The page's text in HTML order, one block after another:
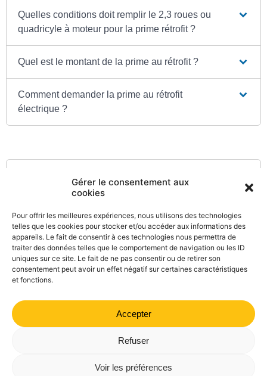
Gérer le consentement aux
cookies
Pour offrir les meilleures expériences, nous utilisons des technologies
telles que les cookies pour stocker et/ou accéder aux informations des
appareils. Le fait de consentir à ces technologies nous permettra de
traiter des données telles que le comportement de navigation ou les ID
uniques sur ce site. Le fait de ne pas consentir ou de retirer son
consentement peut avoir un effet négatif sur certaines caractéristiques
et fonctions.
Accepter
Refuser
Voir les préférences
Quelles conditions doit remplir le 2,3 roues ou
quadricyle à moteur pour la prime rétrofit ?
Quel est le montant de la prime au rétrofit ?
Comment demander la prime au rétrofit
électrique ?
Et aussi
Mesures antipollution
Transports - Mobilité
© Direction de l'information légale et administrative
comarquage developpé par
21 40 70